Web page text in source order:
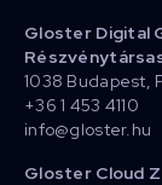
Gloster Digital
1038 Budapest,
+36 1 453 4110
info@gloster.hu
Gloster Cloud